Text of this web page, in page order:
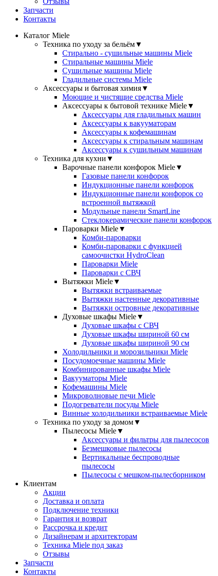
Запчасти
Контакты
Каталог Miele
Техника по уходу за бельём▼
Стирально - сушильные машины Miele
Стиральные машины Miele
Сушильные машины Miele
Гладильные системы Miele
Аксессуары и бытовая химия▼
Моющие и чистящие средства Miele
Аксессуары к бытовой технике Miele▼
Аксессуары для гладильных машин
Аксессуары к вакууматорам
Аксессуары к кофемашинам
Аксессуары к стиральным машинам
Аксессуары к сушильным машинам
Техника для кухни ▼
Варочные панели конфорок Miele▼
Газовые панели конфорок
Индукционные панели конфорок
Индукционные панели конфорок со
встроенной вытяжкой
Модульные панели SmartLine
Стеклокерамические панели конфорок
Пароварки Miele▼
Комби-пароварки
Комби-пароварки с функцией
самоочистки HydroClean
Пароварки Miele
Пароварки с СВЧ
Вытяжки Miele▼
Вытяжки встраиваемые
Вытяжки настенные декоративные
Вытяжки островные декоративные
Духовые шкафы Miele▼
Духовые шкафы с СВЧ
Духовые шкафы шириной 60 см
Духовые шкафы шириной 90 см
Холодильники и морозильники Miele
Посудомоечные машины Miele
Комбинированные шкафы Miele
Вакууматоры Miele
Кофемашины Miele
Микроволновые печи Miele
Подогреватели посуды Miele
Винные холодильники встраиваемые Miele
Техника по уходу за домом▼
Пылесосы Miele▼
Аксессуары и фильтры для пылесосов
Безмешковые пылесосы
Вертикальные беспроводные
пылесосы
Пылесосы с мешком-пылесборником
Клиентам
Акции
Доставка и оплата
Подключение техники
Гарантия и возврат
Рассрочка и кредит
Дизайнерам и архитекторам
Техника Miele под заказ
Отзывы
Запчасти
Контакты